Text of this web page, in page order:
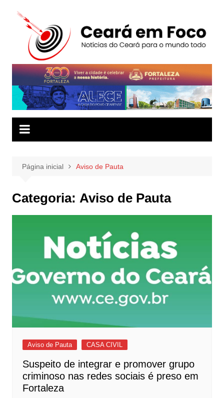
conteúdo
Página inicial Aviso de Pauta
Categoria: Aviso de Pauta
Aviso de Pauta CASA CIVIL
Suspeito de integrar e promover grupo
criminoso nas redes sociais é preso em
Fortaleza